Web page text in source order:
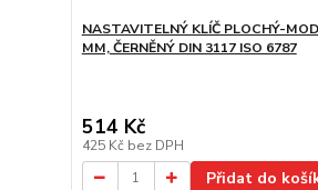
NASTAVITELNÝ KLÍČ PLOCHÝ-
MM, ČERNĚNÝ DIN 3117 ISO 6787
514 Kč
425 Kč bez DPH
Přidat do